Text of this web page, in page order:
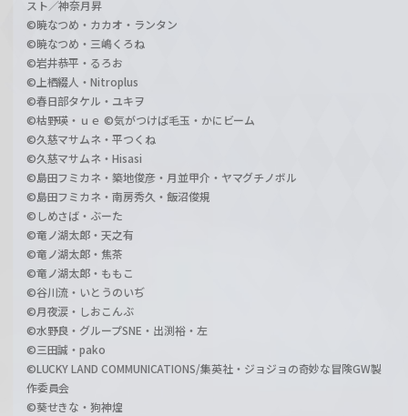
スト／神奈月昇
©暁なつめ・カカオ・ランタン
©暁なつめ・三嶋くろね
©岩井恭平・るろお
©上栖綴人・Nitroplus
©春日部タケル・ユキヲ
©枯野瑛・ｕｅ ©気がつけば毛玉・かにビーム
©久慈マサムネ・平つくね
©久慈マサムネ・Hisasi
©島田フミカネ・築地俊彦・月並甲介・ヤマグチノボル
©島田フミカネ・南房秀久・飯沼俊規
©しめさば・ぶーた
©竜ノ湖太郎・天之有
©竜ノ湖太郎・焦茶
©竜ノ湖太郎・ももこ
©谷川流・いとうのいぢ
©月夜涙・しおこんぶ
©水野良・グループSNE・出渕裕・左
©三田誠・pako
©LUCKY LAND COMMUNICATIONS/集英社・ジョジョの奇妙な冒険GW製
作委員会
©葵せきな・狗神煌